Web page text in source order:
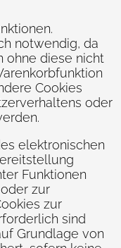
notwendig, da
ohne diese nicht
Cookies
oder
elektronischen
Funktionen
zur
zur
sind
Grundlage von